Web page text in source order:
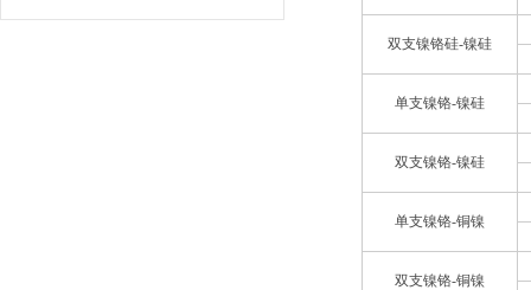
双支镍铬硅-镍硅
单支镍铬-镍硅
双支镍铬-镍硅
单支镍铬-铜镍
双支镍铬-铜镍